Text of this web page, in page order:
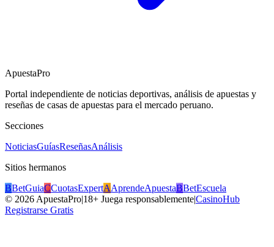
ApuestaPro
Portal independiente de noticias deportivas, análisis de apuestas y
reseñas de casas de apuestas para el mercado peruano.
Secciones
NoticiasGuíasReseñasAnálisis
Sitios hermanos
BBetGuiaCCuotasExpertAAprendeApuestaBBetEscuela
© 2026 ApuestaPro|18+ Juega responsablemente|CasinoHub
Registrarse Gratis